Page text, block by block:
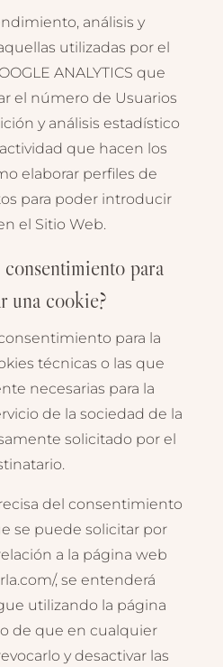
análisis y
utilizadas por el
ANALYTICS que
el número de Usuarios
y análisis estadístico
que hacen los
elaborar perfiles de
para poder introducir
el Sitio Web.
consentimiento para
una cookie?
para la
técnicas o las que
necesarias para la
de la sociedad de la
solicitado por el
del consentimiento
se puede solicitar por
a la página web
, se entenderá
utilizando la página
de que en cualquier
y desactivar las